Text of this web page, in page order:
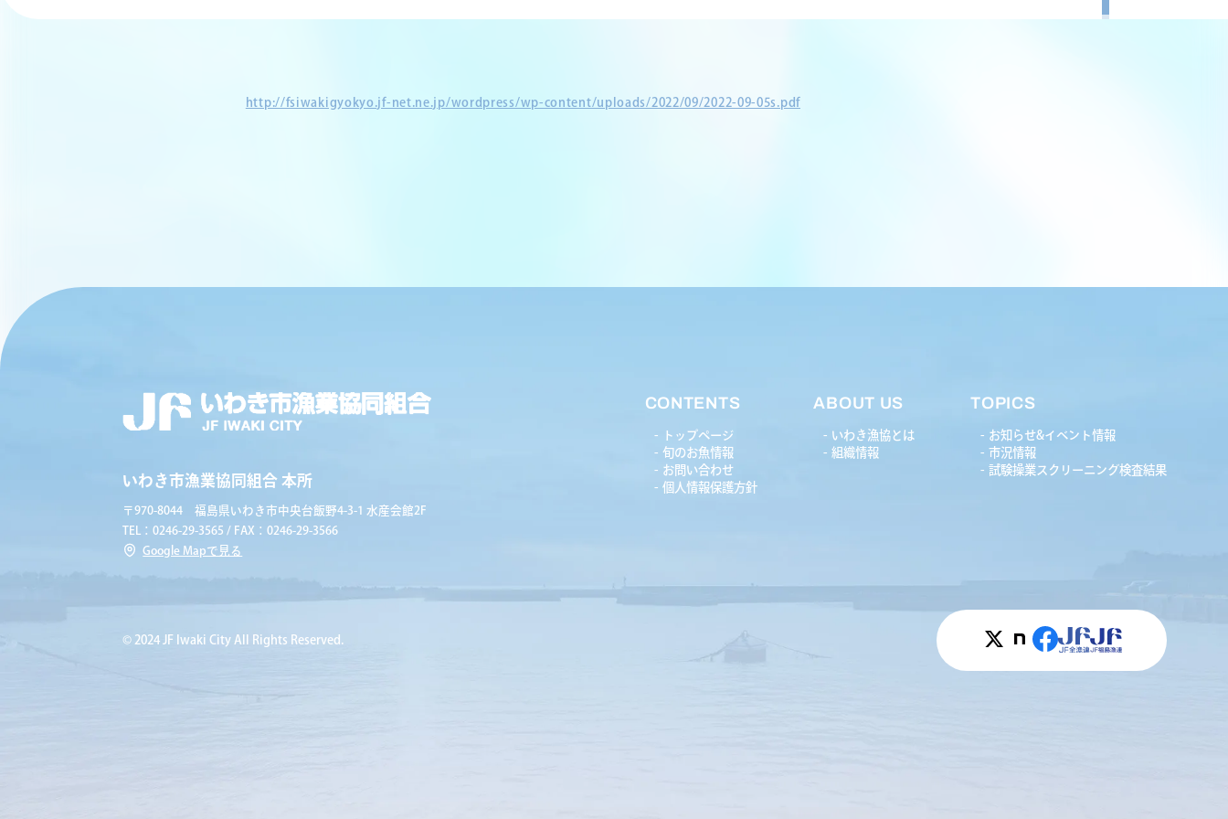
http://fsiwakigyokyo.jf-net.ne.jp/wordpress/wp-content/uploads/2022/09/2022-09-05s.pdf
いわき市漁業協同組合 本所
〒970-8044 福島県いわき市中央台飯野4-3-1 水産会館2F
TEL：0246-29-3565 / FAX：0246-29-3566
Google Mapで見る
CONTENTS
トップページ
旬のお魚情報
お問い合わせ
個人情報保護方針
ABOUT US
いわき漁協とは
組織情報
TOPICS
お知らせ&イベント情報
市況情報
試験操業スクリーニング検査結果
© 2024 JF Iwaki City All Rights Reserved.